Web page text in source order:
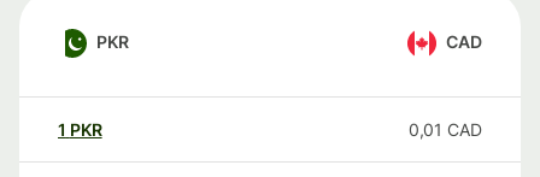
PKR CAD
1 PKR 0,01 CAD